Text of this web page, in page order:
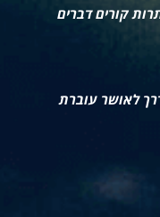
קורים דברים
לאושר עוברת